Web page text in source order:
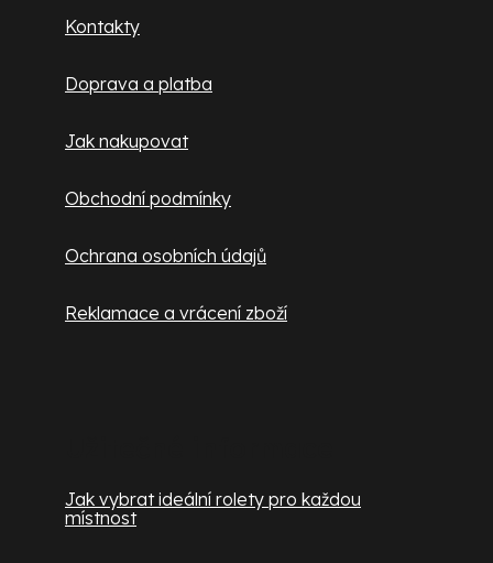
Kontakty
Doprava a platba
Jak nakupovat
Obchodní podmínky
Ochrana osobních údajů
Reklamace a vrácení zboží
Jak vybrat ideální rolety pro každou
místnost